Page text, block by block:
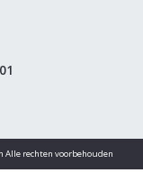
Alle rechten voorbehouden